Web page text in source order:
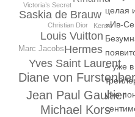
Jean Paul Gaultier
Michael Kors
Diane von
Yves Saint Laurent
Hermes
Louis Vuitton
Saskia de Brauw
Marc Jacobs
Christian Dior
Victoria’s Secret
Kenzo
целая
«Ив-
– уже
уже